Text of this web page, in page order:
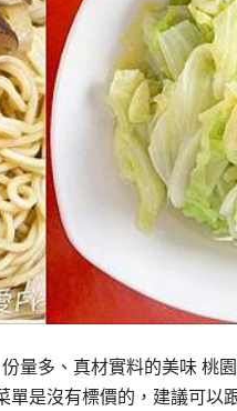
量多、真材實料的美味 桃
單是沒有標價的，建議可以